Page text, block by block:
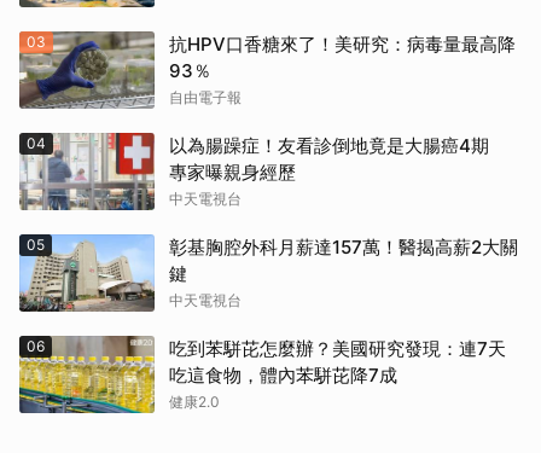
03
抗HPV口香糖來了！美研究：病毒量最高降
93％
自由電子報
04
以為腸躁症！友看診倒地竟是大腸癌4期
專家曝親身經歷
中天電視台
05
彰基胸腔外科月薪達157萬！醫揭高薪2大關
鍵
中天電視台
06
吃到苯駢芘怎麼辦？美國研究發現：連7天
吃這食物，體內苯駢芘降7成
健康2.0